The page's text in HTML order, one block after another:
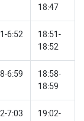
18:47
6:52
18:51-
18:52
6:59
18:58-
18:59
7:03
19:02-